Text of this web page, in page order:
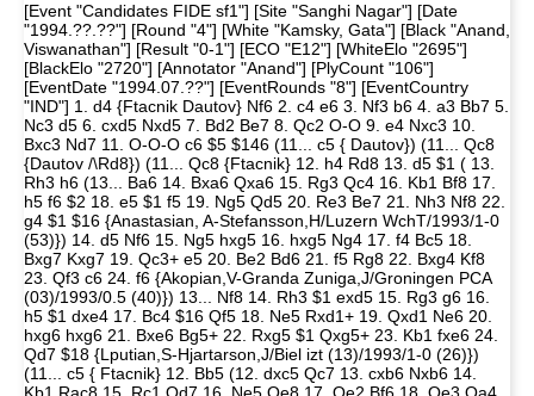
[Event "Candidates FIDE sf1"] [Site "Sanghi Nagar"] [Date
"1994.??.??"] [Round "4"] [White "Kamsky, Gata"] [Black "Anand,
Viswanathan"] [Result "0-1"] [ECO "E12"] [WhiteElo "2695"]
[BlackElo "2720"] [Annotator "Anand"] [PlyCount "106"]
[EventDate "1994.07.??"] [EventRounds "8"] [EventCountry
"IND"] 1. d4 {Ftacnik Dautov} Nf6 2. c4 e6 3. Nf3 b6 4. a3 Bb7 5.
Nc3 d5 6. cxd5 Nxd5 7. Bd2 Be7 8. Qc2 O-O 9. e4 Nxc3 10.
Bxc3 Nd7 11. O-O-O c6 $5 $146 (11... c5 { Dautov}) (11... Qc8
{Dautov /\Rd8}) (11... Qc8 {Ftacnik} 12. h4 Rd8 13. d5 $1 ( 13.
Rh3 h6 (13... Ba6 14. Bxa6 Qxa6 15. Rg3 Qc4 16. Kb1 Bf8 17.
h5 f6 $2 18. e5 $1 f5 19. Ng5 Qd5 20. Re3 Be7 21. Nh3 Nf8 22.
g4 $1 $16 {Anastasian, A-Stefansson,H/Luzern WchT/1993/1-0
(53)}) 14. d5 Nf6 15. Ng5 hxg5 16. hxg5 Ng4 17. f4 Bc5 18.
Bxg7 Kxg7 19. Qc3+ e5 20. Be2 Bd6 21. f5 Rg8 22. Bxg4 Kf8
23. Qf3 c6 24. f6 {Akopian,V-Granda Zuniga,J/Groningen PCA
(03)/1993/0.5 (40)}) 13... Nf8 14. Rh3 $1 exd5 15. Rg3 g6 16.
h5 $1 dxe4 17. Bc4 $16 Qf5 18. Ne5 Rxd1+ 19. Qxd1 Ne6 20.
hxg6 hxg6 21. Bxe6 Bg5+ 22. Rxg5 $1 Qxg5+ 23. Kb1 fxe6 24.
Qd7 $18 {Lputian,S-Hjartarson,J/Biel izt (13)/1993/1-0 (26)})
(11... c5 { Ftacnik} 12. Bb5 (12. dxc5 Qc7 13. cxb6 Nxb6 14.